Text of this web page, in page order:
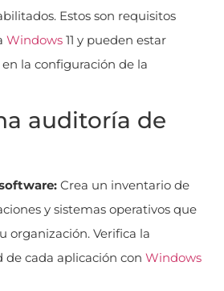
Estos son requisitos
Windows 11 y pueden estar
la configuración de la
auditoría de
Crea un inventario de
y sistemas operativos que
organización. Verifica la
cada aplicación con Windows